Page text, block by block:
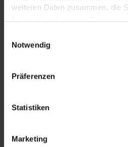
weiteren Daten zusammen, die
haben oder die sie im Rahmen
Notwendig
Präferenzen
Statistiken
Marketing
In Sicherheit in
SRT-Untertitel
interessieren